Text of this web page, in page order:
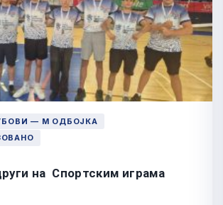
— М ОДБОЈКА
на Спортским играма